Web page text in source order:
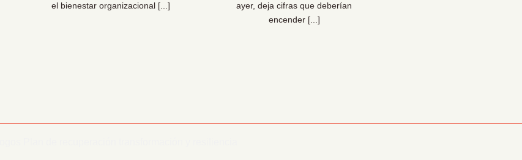
el bienestar organizacional [...]
ayer, deja cifras que deberían
encender [...]